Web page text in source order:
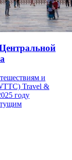
и
Travel &
году